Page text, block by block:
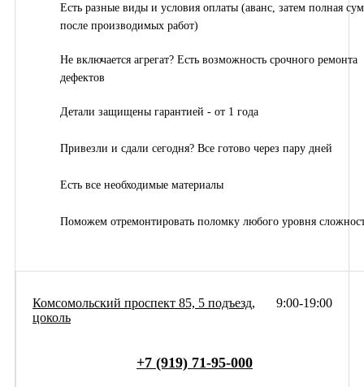
Есть разные виды и условия оплаты (аванс, затем полная
после производимых работ)
Не включается агрегат? Есть возможность срочного ремонта
дефектов
Детали защищены гарантией - от 1 года
Привезли и сдали сегодня? Все готово через пару дней
Есть все необходимые материалы
Поможем отремонтировать поломку любого уровня
9:00-19:00
Комсомольский проспект 85, 5 подъезд,
цоколь
+7 (919) 71-95-000